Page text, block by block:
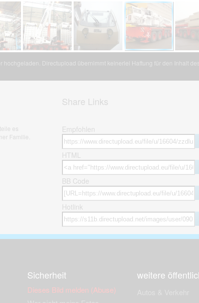
Directupload übernimmt keinerlei Haftung für den Inhalt
es
Familie.
Share Links
Empfohlen
HTML
BB Code
Hotlink
Sicherheit
Dieses Bild melden (Abuse)
weitere